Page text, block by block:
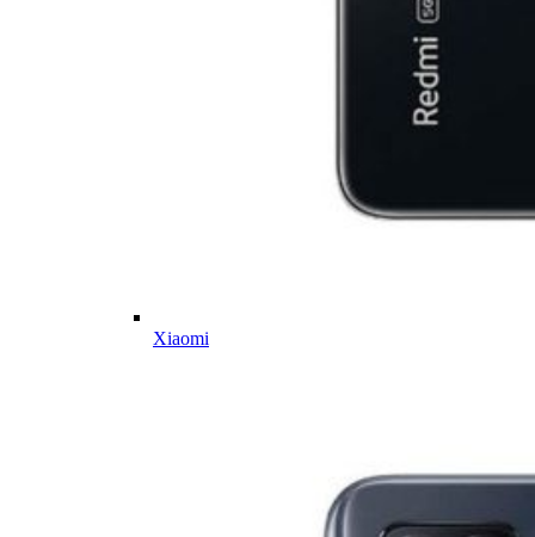
Xiaomi